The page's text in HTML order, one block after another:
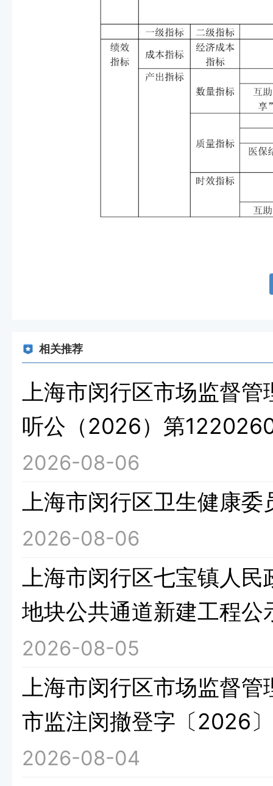
相关推荐
上海市闵行区市场监督
听公（2026）第
2026-08-06
上海市闵行区卫生健康
2026-08-06
上海市闵行区七宝镇人民
地块公共通道新建工程公
2026-08-05
上海市闵行区市场监督
市监注闵撤登字〔2026
2026-08-04